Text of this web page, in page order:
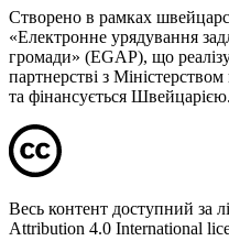
Створено в рамках
«Електронне урядування
громади» (EGAP), що
партнерстві з
та фінансується Швейцарією.
Весь контент доступний за
Attribution 4.0 International